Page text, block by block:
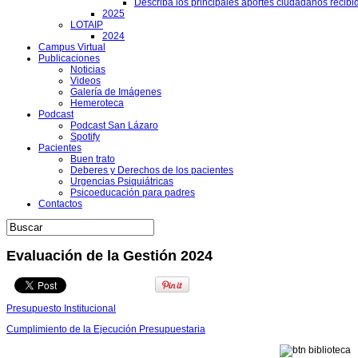
Describa los principales aportes ciudadanos
2025
LOTAIP
2024
Campus Virtual
Publicaciones
Noticias
Videos
Galería de Imágenes
Hemeroteca
Podcast
Podcast San Lázaro
Spotify
Pacientes
Buen trato
Deberes y Derechos de los pacientes
Urgencias Psiquiátricas
Psicoeducación para padres
Contactos
Evaluación de la Gestión 2024
Presupuesto Institucional
Cumplimiento de la Ejecución Presupuestaria